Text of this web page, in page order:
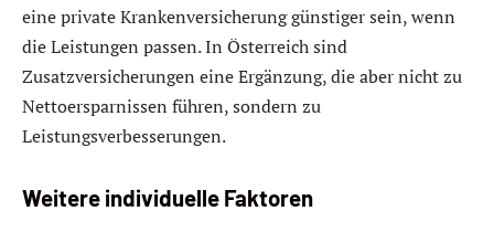
eine private Krankenversicherung günstiger sein, wenn
die Leistungen passen. In Österreich sind
Zusatzversicherungen eine Ergänzung, die aber nicht zu
Nettoersparnissen führen, sondern zu
Leistungsverbesserungen.
Weitere individuelle Faktoren